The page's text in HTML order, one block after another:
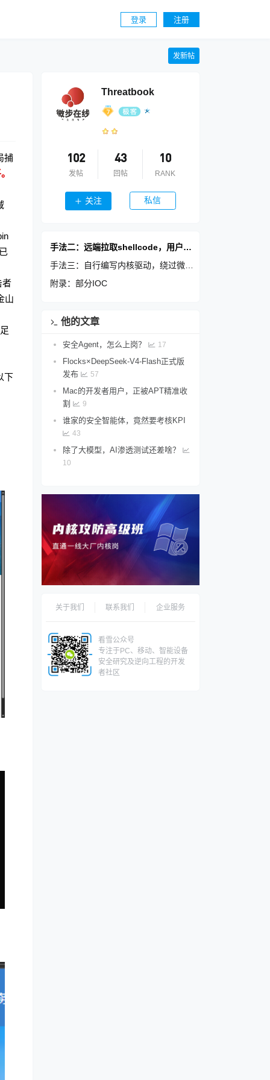
登录 注册
发新帖
捕
者
山
下
Threatbook
102
发帖
43
回帖
10
RANK
关注 私信
手法二：远端拉取shellcode，用户态致盲EDR
手法三：自行编写内核驱动，绕过微软黑名单
附录：部分IOC
他的文章
安全Agent，怎么上岗？ 17
Flocks×DeepSeek-V4-Flash正式版
发布
57
Mac的开发者用户，正被APT精准收
割
9
谁家的安全智能体，竟然要考核KPI
43
除了大模型，AI渗透测试还差啥？
10
关于我们 联系我们 企业服务
看雪公众号
专注于PC、移动、智能设备
安全研究及逆向工程的开发
者社区